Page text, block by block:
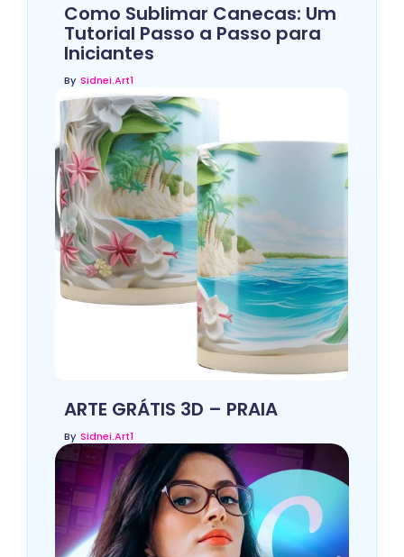
Como Sublimar Canecas: Um
Tutorial Passo a Passo para
Iniciantes
By Sidnei.art1
ARTE GRÁTIS 3D – PRAIA
By Sidnei.art1